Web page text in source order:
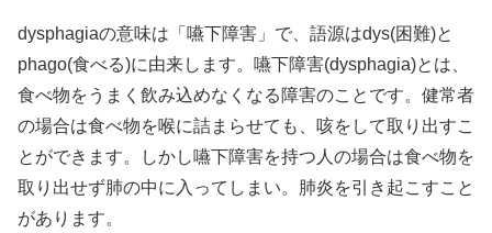
dysphagiaの意味は「嚥下障害」で、語源はdys(困難)と
phago(食べる)に由来します。嚥下障害(dysphagia)とは、
食べ物をうまく飲み込めなくなる障害のことです。健常者
の場合は食べ物を喉に詰まらせても、咳をして取り出すこ
とができます。しかし嚥下障害を持つ人の場合は食べ物を
取り出せず肺の中に入ってしまい。肺炎を引き起こすこと
があります。